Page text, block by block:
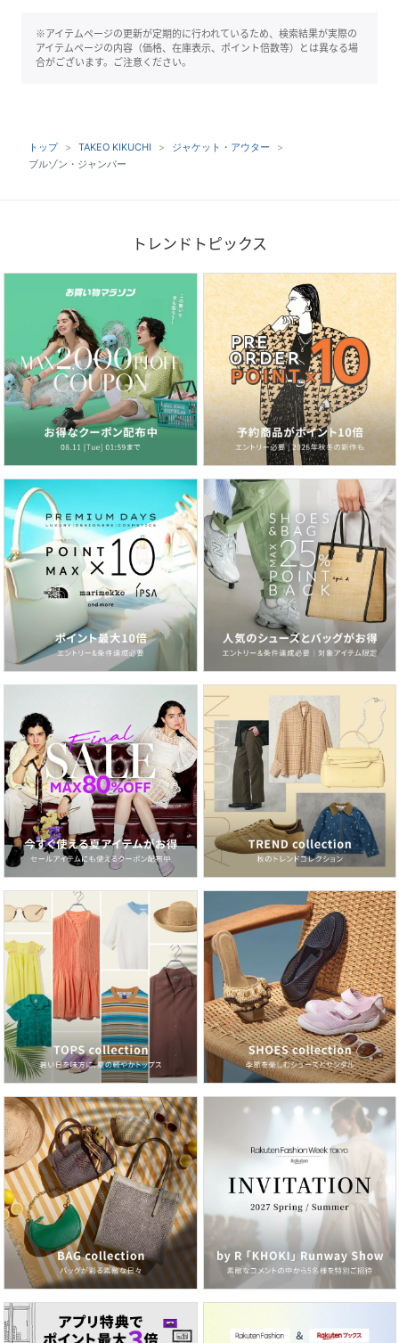
※アイテムページの更新が定期的に行われているため、検索結果が実際の
アイテムページの内容（価格、在庫表示、ポイント倍数等）とは異なる場
合がございます。ご注意ください。
トップ TAKEO KIKUCHI
ジャケット・アウター
ブルゾン・ジャンパー
トレンドトピックス